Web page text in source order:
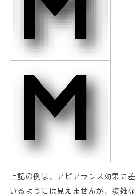
上記の例は、アピアランス効果に
いるようには見えませんが、複雑